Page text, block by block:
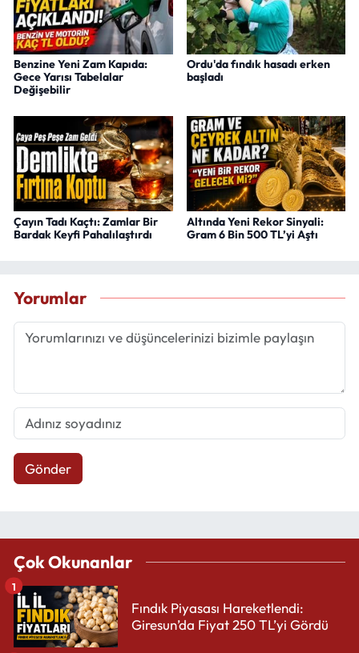
Benzine Yeni Zam Kapıda:
Gece Yarısı Tabelalar
Değişebilir
Ordu'da fındık hasadı erken
başladı
Çayın Tadı Kaçtı: Zamlar Bir
Bardak Keyfi Pahalılaştırdı
Altında Yeni Rekor Sinyali:
Gram 6 Bin 500 TL’yi Aştı
Yorumlar
Gönder
Çok Okunanlar
Fındık Piyasası Hareketlendi:
Giresun’da Fiyat 250 TL’yi Gördü
1